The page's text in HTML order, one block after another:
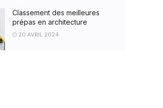
Classement des meilleures
prépas en architecture
20 AVRIL 2024